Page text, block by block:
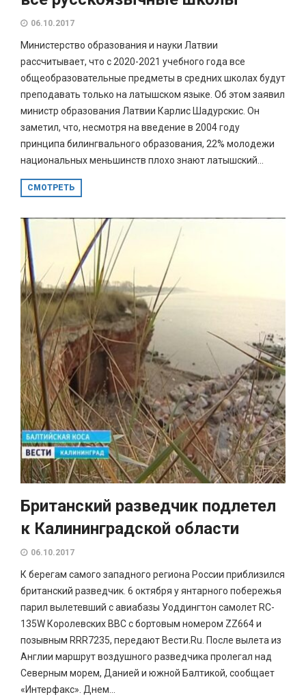
06.10.2017
Министерство образования и науки Латвии
рассчитывает, что с 2020-2021 учебного года все
общеобразовательные предметы в средних школах будут
преподавать только на латышском языке. Об этом заявил
министр образования Латвии Карлис Шадурскис. Он
заметил, что, несмотря на введение в 2004 году
принципа билингвального образования, 22% молодежи
национальных меньшинств плохо знают латышский...
СМОТРЕТЬ
Британский разведчик подлетел
к Калининградской области
06.10.2017
К берегам самого западного региона России приблизился
британский разведчик. 6 октября у янтарного побережья
парил вылетевший с авиабазы Уоддингтон самолет RC-
135W Королевских ВВС с бортовым номером ZZ664 и
позывным RRR7235, передают Вести.Ru. После вылета из
Англии маршрут воздушного разведчика пролегал над
Северным морем, Данией и южной Балтикой, сообщает
«Интерфакс». Днем...